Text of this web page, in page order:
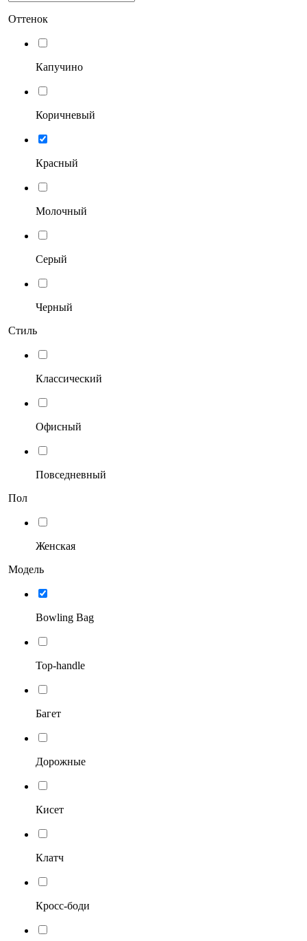
Оттенок
Капучино
Коричневый
Красный
Молочный
Серый
Черный
Стиль
Классический
Офисный
Повседневный
Пол
Женская
Модель
Bowling Bag
Top-handle
Багет
Дорожные
Кисет
Клатч
Кросс-боди